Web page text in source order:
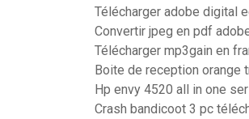
Télécharger adobe digital
Convertir jpeg en pdf
Télécharger mp3gain en
Boite de reception orange
Hp envy 4520 all in one
Crash bandicoot 3 pc